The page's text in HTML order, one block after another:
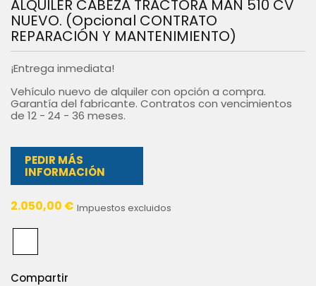
ALQUILER CABEZA TRACTORA MAN 510 CV
NUEVO. (Opcional CONTRATO
REPARACIÓN Y MANTENIMIENTO)
¡Entrega inmediata!
Vehículo nuevo de alquiler con opción a compra.
Garantía del fabricante. Contratos con vencimientos
de 12 - 24 - 36 meses.
PEDIR MÁS
INFORMACIÓN
2.050,00 € Impuestos excluidos
Compartir